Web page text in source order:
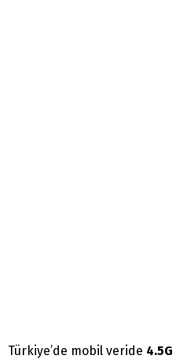
Türkiye’de mobil veride 4.5G